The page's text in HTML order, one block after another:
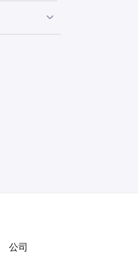
開倉時借給
您開倉時借
下 — 所選的
公司